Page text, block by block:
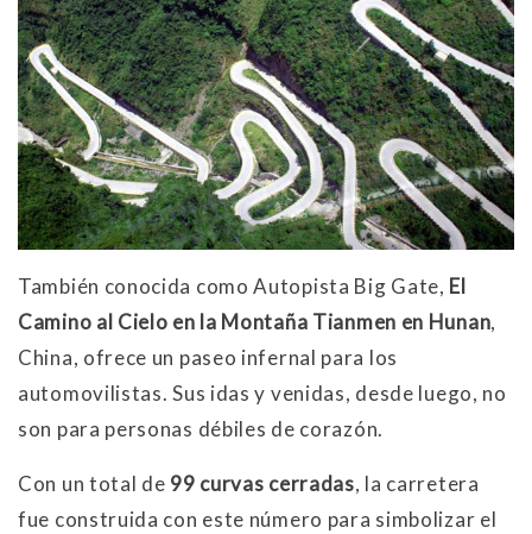
También conocida como Autopista Big Gate, El
Camino al Cielo en la Montaña Tianmen en Hunan,
China, ofrece un paseo infernal para los
automovilistas. Sus idas y venidas, desde luego, no
son para personas débiles de corazón.
Con un total de 99 curvas cerradas, la carretera
fue construida con este número para simbolizar el